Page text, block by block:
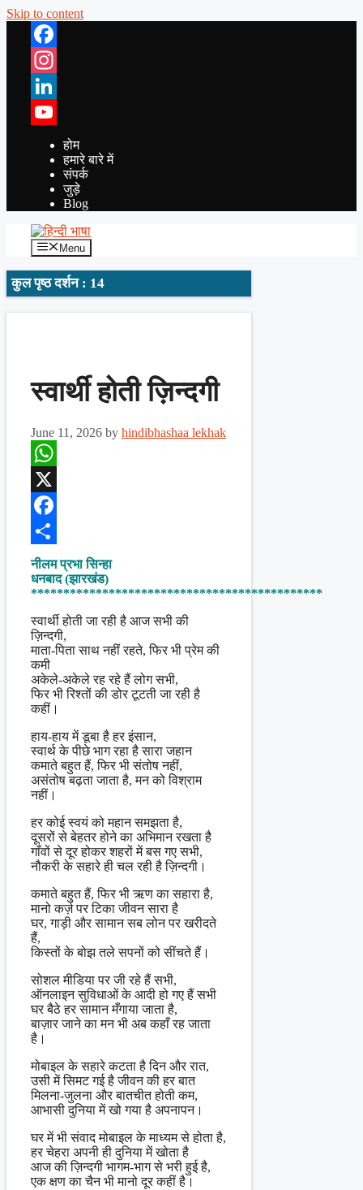
Skip to content
Facebook
Instagram
LinkedIn
YouTube
होम
हमारे बारे में
संपर्क
जुड़े
Blog
Menu
कुल पृष्ठ दर्शन : 14
स्वार्थी होती ज़िन्दगी
June 11, 2026 by hindibhashaa lekhak
WhatsApp
X
Facebook
Share
नीलम प्रभा सिन्हा
धनबाद (झारखंड)
*********************************************
स्वार्थी होती जा रही है आज सभी की
ज़िन्दगी,
माता-पिता साथ नहीं रहते, फिर भी प्रेम की
कमी
अकेले-अकेले रह रहे हैं लोग सभी,
फिर भी रिश्तों की डोर टूटती जा रही है
कहीं।
हाय-हाय में डूबा है हर इंसान,
स्वार्थ के पीछे भाग रहा है सारा जहान
कमाते बहुत हैं, फिर भी संतोष नहीं,
असंतोष बढ़ता जाता है, मन को विश्राम
नहीं।
हर कोई स्वयं को महान समझता है,
दूसरों से बेहतर होने का अभिमान रखता है
गाँवों से दूर होकर शहरों में बस गए सभी,
नौकरी के सहारे ही चल रही है ज़िन्दगी।
कमाते बहुत हैं, फिर भी ऋण का सहारा है,
मानो कर्ज़ पर टिका जीवन सारा है
घर, गाड़ी और सामान सब लोन पर खरीदते
हैं,
किस्तों के बोझ तले सपनों को सींचते हैं।
सोशल मीडिया पर जी रहे हैं सभी,
ऑनलाइन सुविधाओं के आदी हो गए हैं सभी
घर बैठे हर सामान मँगाया जाता है,
बाज़ार जाने का मन भी अब कहाँ रह जाता
है।
मोबाइल के सहारे कटता है दिन और रात,
उसी में सिमट गई है जीवन की हर बात
मिलना-जुलना और बातचीत होती कम,
आभासी दुनिया में खो गया है अपनापन।
घर में भी संवाद मोबाइल के माध्यम से होता है,
हर चेहरा अपनी ही दुनिया में खोता है
आज की ज़िन्दगी भागम-भाग से भरी हुई है,
एक क्षण का चैन भी मानो दूर कहीं है।